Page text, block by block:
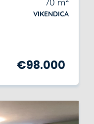
VIKENDICA
€98.000